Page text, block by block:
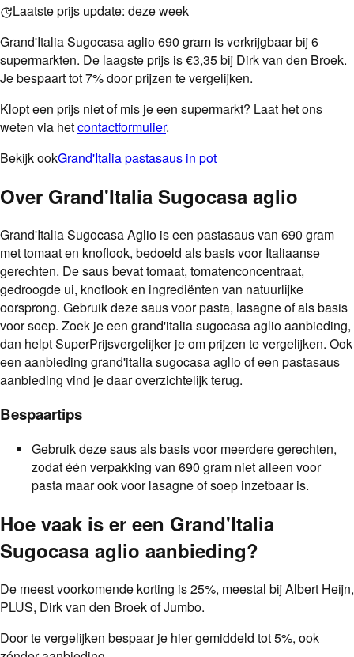
Laatste prijs update: deze week
Grand'Italia Sugocasa aglio 690 gram is verkrijgbaar bij 6
supermarkten. De laagste prijs is €3,35 bij Dirk van den Broek.
Je bespaart tot 7% door prijzen te vergelijken.
Klopt een prijs niet of mis je een supermarkt? Laat het ons
weten via hetcontactformulier.
Bekijk ookGrand'Italia pastasaus in pot
Over Grand'Italia Sugocasa aglio
Grand'Italia Sugocasa Aglio is een pastasaus van 690 gram
met tomaat en knoflook, bedoeld als basis voor Italiaanse
gerechten. De saus bevat tomaat, tomatenconcentraat,
gedroogde ui, knoflook en ingrediënten van natuurlijke
oorsprong. Gebruik deze saus voor pasta, lasagne of als basis
voor soep. Zoek je een grand'italia sugocasa aglio aanbieding,
dan helpt SuperPrijsvergelijker je om prijzen te vergelijken. Ook
een aanbieding grand'italia sugocasa aglio of een pastasaus
aanbieding vind je daar overzichtelijk terug.
Bespaartips
Gebruik deze saus als basis voor meerdere gerechten,
zodat één verpakking van 690 gram niet alleen voor
pasta maar ook voor lasagne of soep inzetbaar is.
Hoe vaak is er een Grand'Italia
Sugocasa aglio aanbieding?
De meest voorkomende korting is25%, meestal bijAlbert Heijn,
PLUS, Dirk van den Broek of Jumbo.
Door te vergelijken bespaar je hier gemiddeld tot5%, ook